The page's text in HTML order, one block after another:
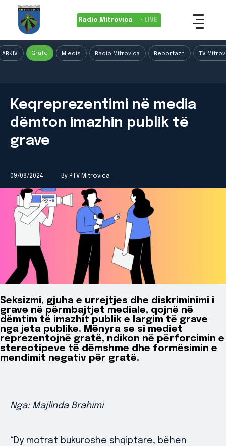
Radio Mitrovica • LIVE
ARKIV Gratë Mjedis Radio Mitrovica Reportazh TV
Keqreprezentimi në media
dëmton imazhin publik të
grave
09/08/2024 By RTV Mitrovica
Seksizmi, gjuha e urrejtjes dhe diskriminimi i
grave në përmbajtjet mediale, qojnë në
dëmtim të imazhit publik e largim të grave
nga jeta publike. Mënyra se si mediet
reprezentojnë gratë, ndikon në përforcimin e
stereotipeve të dëmshme dhe formësimin e
mendimit negativ për gratë.
Nga: Majlinda Brahimi
“Dy motrat bukuroshe shqiptare, bëhen